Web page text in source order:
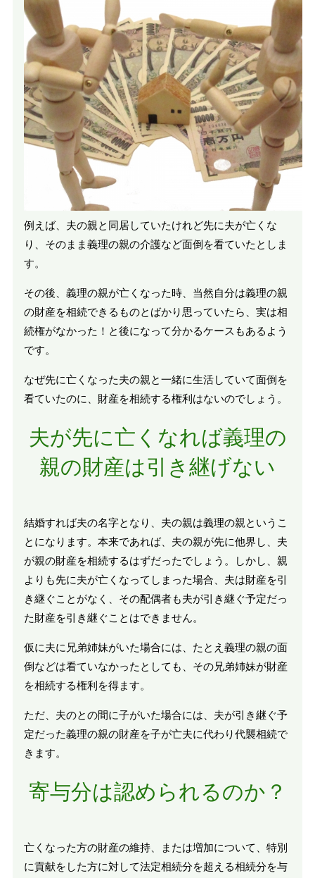
例えば、夫の親と同居していたけれど先に夫が亡くな
り、そのまま義理の親の介護など面倒を看ていたとしま
す。
その後、義理の親が亡くなった時、当然自分は義理の親
の財産を相続できるものとばかり思っていたら、実は相
続権がなかった！と後になって分かるケースもあるよう
です。
なぜ先に亡くなった夫の親と一緒に生活していて面倒を
看ていたのに、財産を相続する権利はないのでしょう。
夫が先に亡くなれば義理の
親の財産は引き継げない
結婚すれば夫の名字となり、夫の親は義理の親というこ
とになります。本来であれば、夫の親が先に他界し、夫
が親の財産を相続するはずだったでしょう。しかし、親
よりも先に夫が亡くなってしまった場合、夫は財産を引
き継ぐことがなく、その配偶者も夫が引き継ぐ予定だっ
た財産を引き継ぐことはできません。
仮に夫に兄弟姉妹がいた場合には、たとえ義理の親の面
倒などは看ていなかったとしても、その兄弟姉妹が財産
を相続する権利を得ます。
ただ、夫のとの間に子がいた場合には、夫が引き継ぐ予
定だった義理の親の財産を子が亡夫に代わり代襲相続で
きます。
寄与分は認められるのか？
亡くなった方の財産の維持、または増加について、特別
に貢献をした方に対して法定相続分を超える相続分を与